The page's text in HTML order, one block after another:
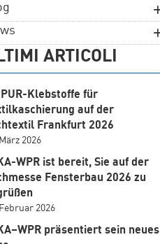
ARTICOLI
Klebstoffe für
auf der
Frankfurt 2026
2026
WPR ist bereit, Sie auf der
Fensterbau 2026 zu
2026
präsentiert sein neues